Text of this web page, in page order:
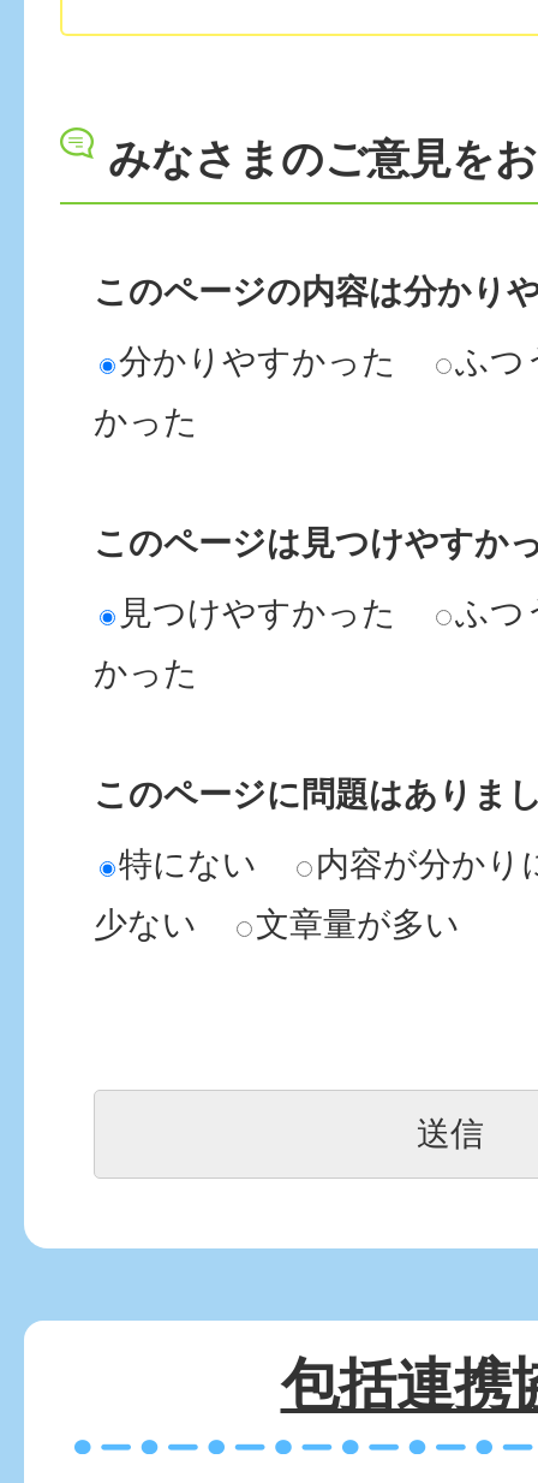
みなさまのご意見を
このページの内容は分かり
分かりやすかった
ふつ
かった
このページは見つけやすか
見つけやすかった
ふつ
かった
このページに問題はありま
特にない
内容が分かり
少ない
文章量が多い
包括連携